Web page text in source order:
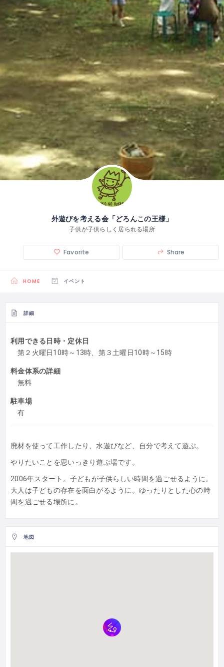
外遊びを考える会「どろんこの王様」
子供が子供らしく居られる場所
Favorite Share
HOME イベント
詳細
利用できる日時・定休日
第２火曜日10時～13時、第３土曜日10時～15時
料金体系の詳細
無料
駐車場
有
廃材を使って工作したり、水遊びなど、自分で考えて遊ぶ。
やりたいことを思いっきり遊ぶ場です。
2006年スタート。子どもが子供らしい時間を過ごせるように。
大人は子どもの存在を面白がるように。ゆったりとした心の時
間を過ごせる場所に。
地図